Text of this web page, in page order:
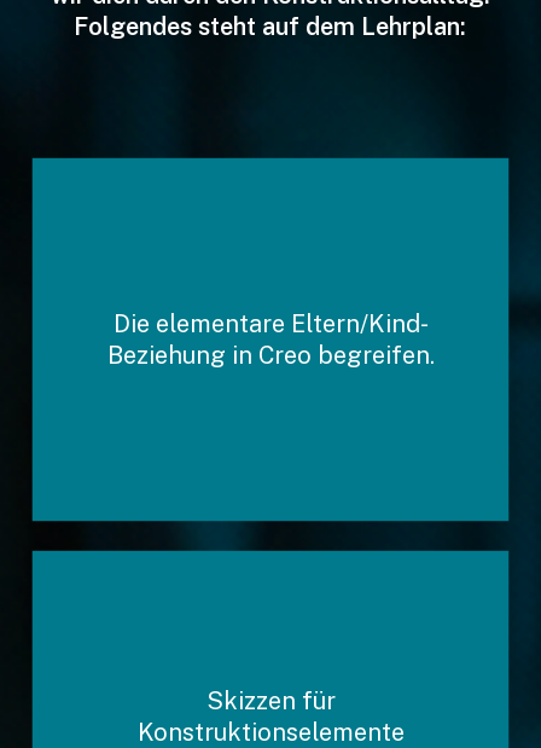
Folgendes steht auf dem Lehrplan:
Die elementare Eltern/Kind-
Beziehung in Creo begreifen.
Konstruktionsabsichten
vorausschauend und sauber
definieren.
Skizzen für
Konstruktionselemente
Bezugsebenen und Achsen